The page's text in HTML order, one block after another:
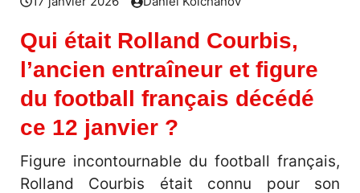
Qui était Rolland Courbis,
l’ancien entraîneur et figure
du football français décédé
ce 12 janvier ?
Figure incontournable du football français,
Rolland Courbis était connu pour son